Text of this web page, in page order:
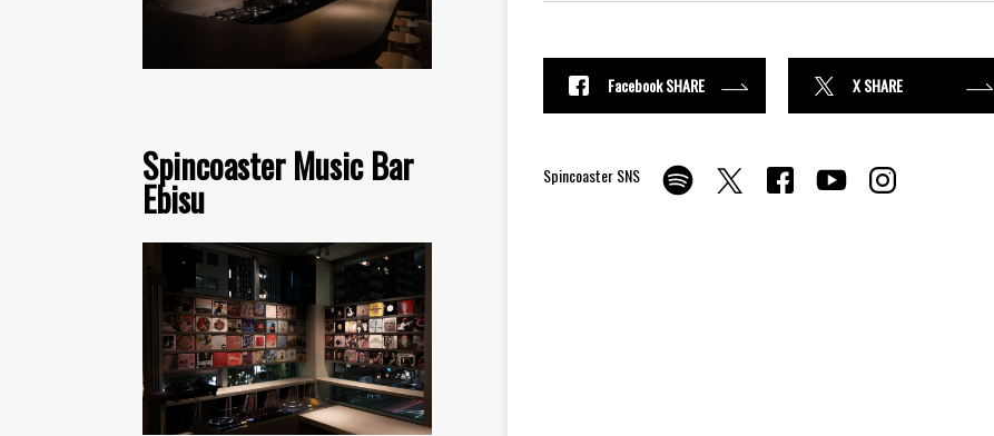
Spincoaster Music Bar
Ebisu
Facebook SHARE X SHARE
Spincoaster SNS